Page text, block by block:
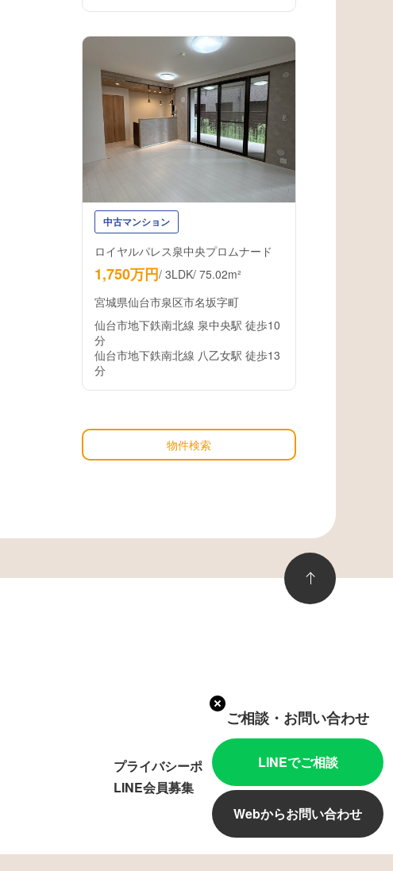
中古マンション
ロイヤルパレス泉中央プロムナード
1,750万円/ 3LDK/ 75.02m²
宮城県仙台市泉区市名坂字町
仙台市地下鉄南北線 泉中央駅 徒歩10
分
仙台市地下鉄南北線 八乙女駅 徒歩13
分
物件検索
プライバシーポリシー
LINE会員募集
ご相談・お問い合わせ
LINEでご相談
Webからお問い合わせ